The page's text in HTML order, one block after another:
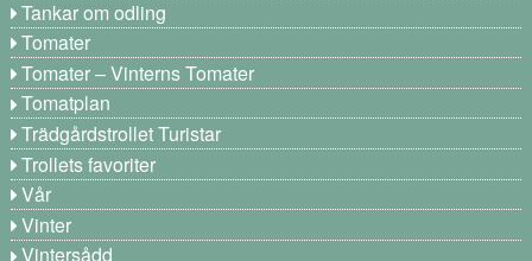
Tankar om odling
Tomater
Tomater – Vinterns Tomater
Tomatplan
Trädgårdstrollet Turistar
Trollets favoriter
Vår
Vinter
Vintersådd